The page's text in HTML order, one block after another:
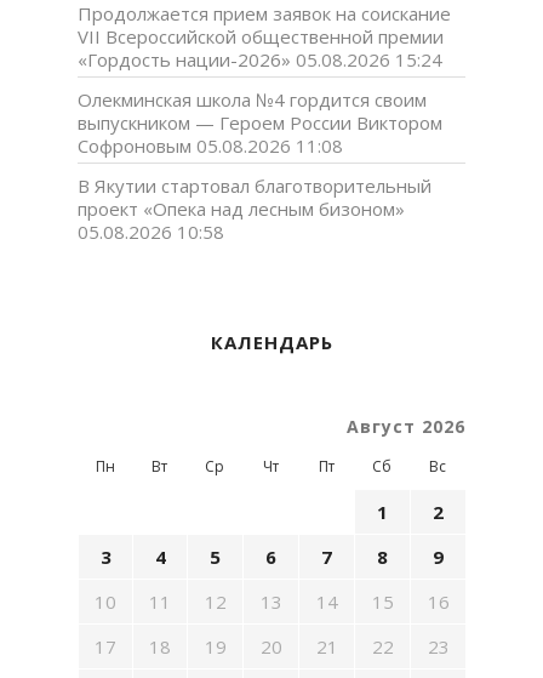
Продолжается прием заявок на соискание
VII Всероссийской общественной премии
«Гордость нации-2026» 05.08.2026 15:24
Олекминская школа №4 гордится своим
выпускником — Героем России Виктором
Софроновым 05.08.2026 11:08
В Якутии стартовал благотворительный
проект «Опека над лесным бизоном»
05.08.2026 10:58
КАЛЕНДАРЬ
Август 2026
Пн Вт Ср Чт Пт Сб Вс
1
2
3
4 5 6 7 8
9
10
11 12 13 14 15
16
17
18 19 20 21 22
23